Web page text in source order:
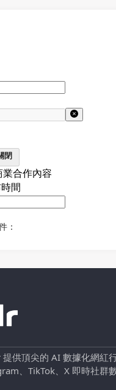
閉
合作內容
間
：
供頂尖的 AI 數據化網紅
、TikTok、X 即時社群